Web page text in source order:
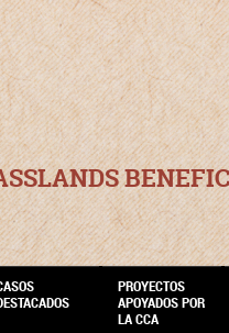
PROYECTOS
APOYADOS POR
LA CCA